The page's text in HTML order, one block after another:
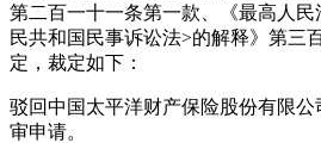
第二百一十一条第一款、《最高人民
民共和国民事诉讼法>的解释》第三
定，裁定如下：
驳回中国太平洋财产保险股份有限
审申请。